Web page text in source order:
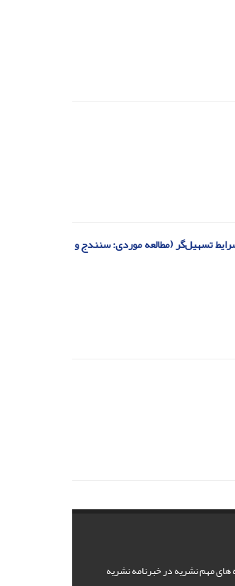
تسهیل‌گر (مطالعه موردی: سنندج و
های مهم نشریه در خبرنامه نشریه